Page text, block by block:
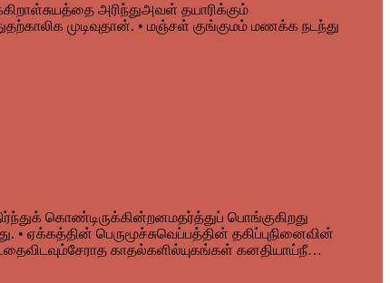
அரிந்துஅவள் தயாரிக்கும்
முடிவுதான். • மஞ்சள் குங்குமம் மணக்க நடந்து
கொண்டிருக்கின்றனமதர்த்துப் பொங்குகிறது
பெருமூச்சுவெப்பத்தின் தகிப்புநினைவின்
காதல்களில்யுகங்கள் கனதியாய்நீ…